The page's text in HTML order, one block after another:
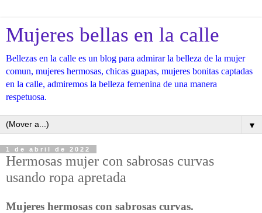
Mujeres bellas en la calle
Bellezas en la calle es un blog para admirar la belleza de la mujer
comun, mujeres hermosas, chicas guapas, mujeres bonitas captadas
en la calle, admiremos la belleza femenina de una manera
respetuosa.
▼
1 de abril de 2022
Hermosas mujer con sabrosas curvas
usando ropa apretada
Mujeres hermosas con sabrosas curvas.